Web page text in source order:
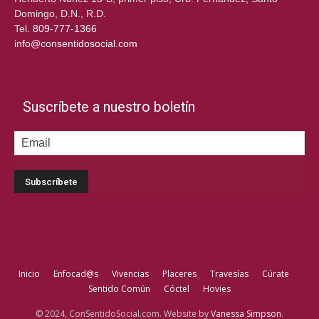
Domingo, D.N., R.D.
Tel. 809-777-1366
info@consentidosocial.com
Suscríbete a nuestro boletín
Inicio Enfocad@s Vivencias Placeres Travesías
Cúrate
Sentido Común
Cóctel Hovies
© 2024, ConSentidoSocial.com. Website byVanessa Simpson.